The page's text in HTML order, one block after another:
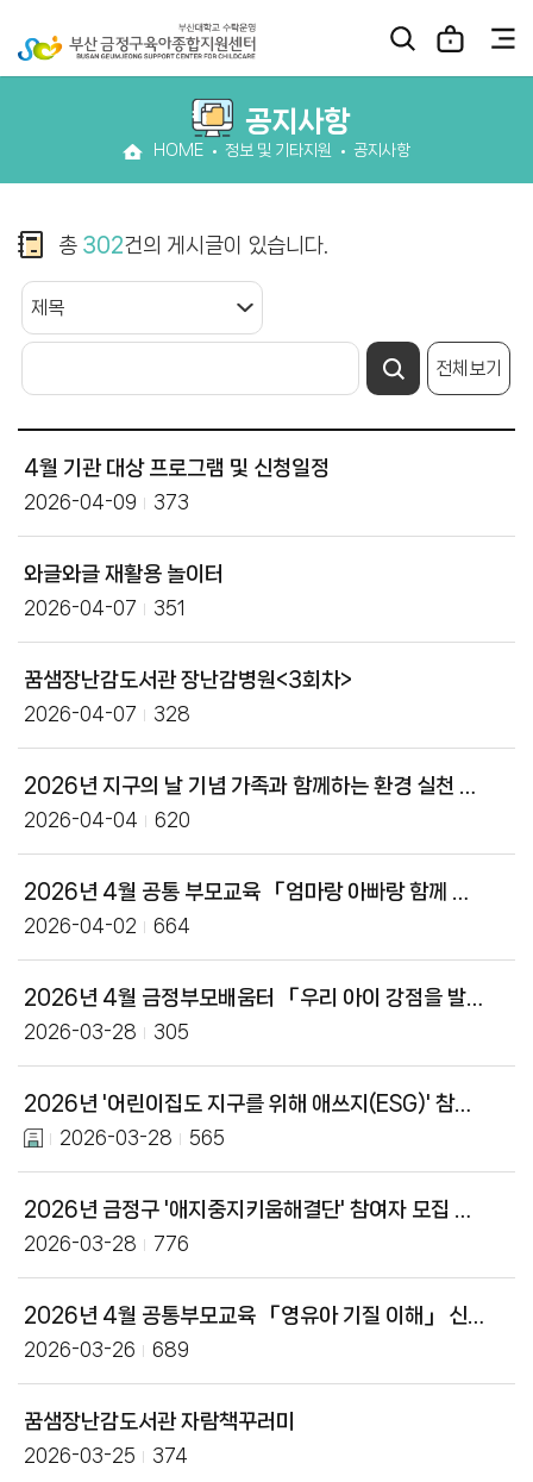
공지사항
HOME 정보 및 기타지원 공지사항
총 302건의 게시글이 있습니다.
전체보기
4월 기관 대상 프로그램 및 신청일정
2026-04-09 373
와글와글 재활용 놀이터
2026-04-07 351
꿈샘장난감도서관 장난감병원<3회차>
2026-04-07 328
2026-04-04 620
2026-04-02 664
2026-03-28 305
2026년 '어린이집도 지구를 위해 애쓰지(ESG)' 참여 어린이집 모집
2026-03-28 565
2026-03-28 776
2026-03-26 689
꿈샘장난감도서관 자람책꾸러미
2026-03-25 374